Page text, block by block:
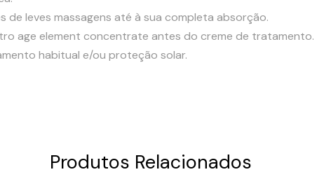
leves massagens até à sua completa absorção.
age element concentrate antes do creme de tratamento.
habitual e/ou proteção solar.
Produtos Relacionados